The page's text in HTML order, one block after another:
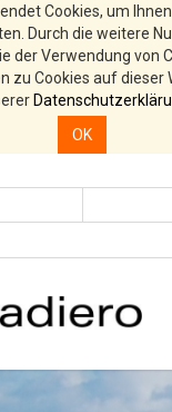
Cookies, um
Durch die weitere
der Verwendung von
zu Cookies auf dieser
OK